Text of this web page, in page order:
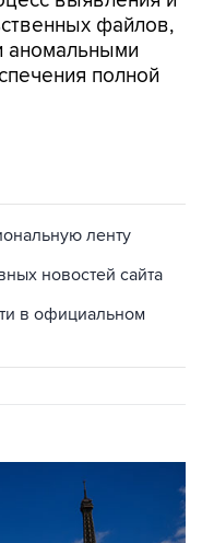
файлов,
аномальными
полной
ленту
новостей сайта
в официальном